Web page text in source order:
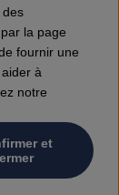
Outils
ETC.
des
la page
fournir une
à
notre
et